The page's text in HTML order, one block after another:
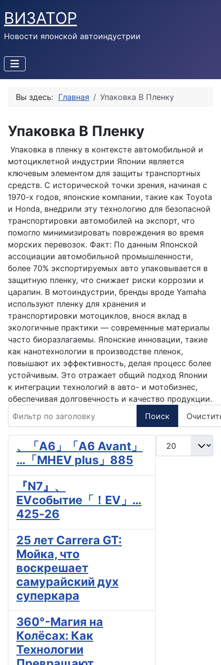
ВИЗАТОР
Новости японской автоиндустрии
Вы здесь: Главная Упаковка В Пленку
Упаковка В Пленку
Упаковка в пленку в контексте автомобильной и
мотоциклетной индустрии Японии является
ключевым элементом для защиты транспортных
средств. С исторической точки зрения, начиная с
1970-х годов, японские компании, такие как Toyota
и Honda, внедрили эту технологию для безопасной
транспортировки автомобилей на экспорт, что
помогло минимизировать повреждения во время
морских перевозок. Факт: По данным Японской
ассоциации автомобильной промышленности,
более 70% экспортируемых авто упаковывается в
защитную пленку, что снижает риски коррозии и
царапин. В мотоиндустрии, бренды вроде Yamaha
используют пленку для хранения и
транспортировки мотоциклов, внося вклад в
экологичные практики — современные материалы
часто биоразлагаемы. Японские инновации, такие
как нанотехнологии в производстве пленок,
повышают их эффективность, делая процесс более
устойчивым. Это отражает общий подход Японии
к интеграции технологий в авто- и мотобизнес,
обеспечивая долговечность и качество продукции.
Поиск
Кол-во строк:
、「A6」「A6 Avant」
…「MHEV plus」885
『N7』、
EVсобытие「！EV」…
425‐26
25 лет Carrera GT:
Мойка, что
воскрешает
самурайский дух
суперкара
360°-Магия на
Колёсах: Как
Технологии